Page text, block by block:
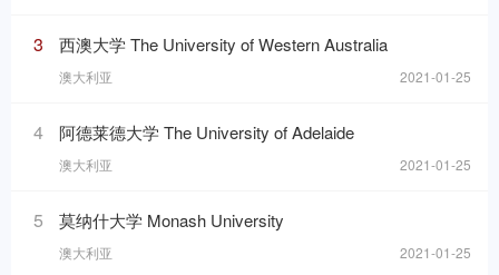
3 西澳大学 The University of Western Australia
澳大利亚 2021-01-25
4 阿德莱德大学 The University of Adelaide
澳大利亚 2021-01-25
5 莫纳什大学 Monash University
澳大利亚 2021-01-25